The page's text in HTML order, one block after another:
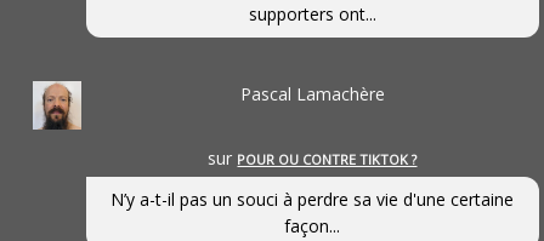
supporters ont...
Pascal Lamachère
sur POUR OU CONTRE TIKTOK ?
N’y a-t-il pas un souci à perdre sa vie d'une certaine
façon...